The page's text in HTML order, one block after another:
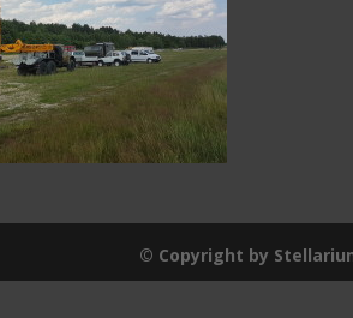
© Copyright by